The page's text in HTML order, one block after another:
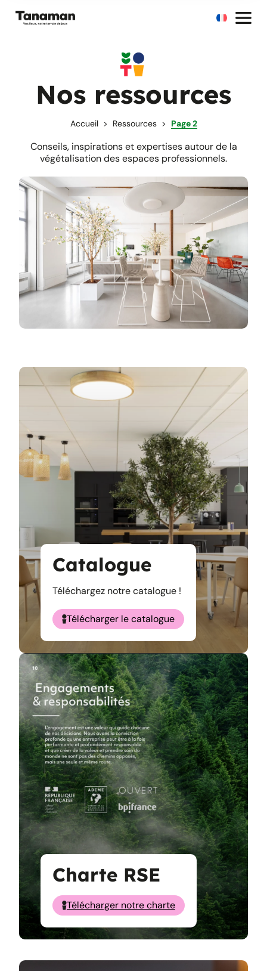
contenu
Nos ressources
Accueil Ressources Page 2
Conseils, inspirations et expertises autour de la
végétalisation des espaces professionnels.
Catalogue
Téléchargez notre catalogue !
Télécharger le catalogue
Charte RSE
Télécharger notre charte